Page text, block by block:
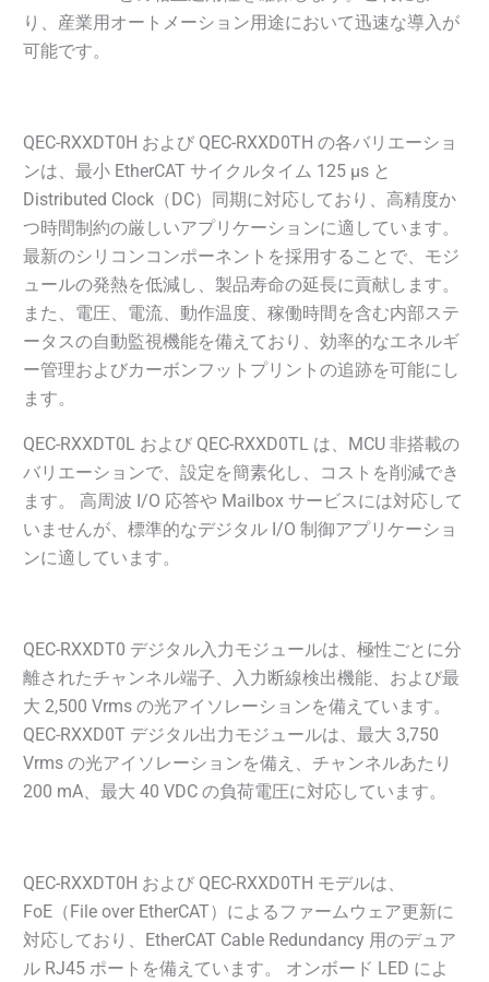
り、産業用オートメーション用途において迅速な導入が
可能です。
QEC-RXXDT0H および QEC-RXXD0TH の各バリエーショ
ンは、最小 EtherCAT サイクルタイム 125 µs と
Distributed Clock（DC）同期に対応しており、高精度か
つ時間制約の厳しいアプリケーションに適しています。
最新のシリコンコンポーネントを採用することで、モジ
ュールの発熱を低減し、製品寿命の延長に貢献します。
また、電圧、電流、動作温度、稼働時間を含む内部ステ
ータスの自動監視機能を備えており、効率的なエネルギ
ー管理およびカーボンフットプリントの追跡を可能にし
ます。
QEC-RXXDT0L および QEC-RXXD0TL は、MCU 非搭載の
バリエーションで、設定を簡素化し、コストを削減でき
ます。 高周波 I/O 応答や Mailbox サービスには対応して
いませんが、標準的なデジタル I/O 制御アプリケーショ
ンに適しています。
QEC-RXXDT0 デジタル入力モジュールは、極性ごとに分
離されたチャンネル端子、入力断線検出機能、および最
大 2,500 Vrms の光アイソレーションを備えています。
QEC-RXXD0T デジタル出力モジュールは、最大 3,750
Vrms の光アイソレーションを備え、チャンネルあたり
200 mA、最大 40 VDC の負荷電圧に対応しています。
QEC-RXXDT0H および QEC-RXXD0TH モデルは、
FoE（File over EtherCAT）によるファームウェア更新に
対応しており、EtherCAT Cable Redundancy 用のデュア
ル RJ45 ポートを備えています。 オンボード LED によ